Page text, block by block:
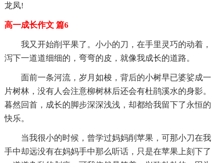
龙凤!
高一成长作文 篇6
我又开始削平果了。小小的刀，在手里灵巧的动着，
泻下一道道细细的，弯弯的皮，就像我成长的道路。
面前一条河流，岁月如梭，背后的小树早已婆娑成一
片树林，没有人会注意柳树林后还会有杜鹃溪水的身影。
暮然回首，成长的脚步深深浅浅，却都给我留下了永恒的
快乐。
当我很小的时候，曾学过妈妈削苹果，可那小刀在我
手中却远没有在妈妈手中那么听话，只是在苹果上刻下了